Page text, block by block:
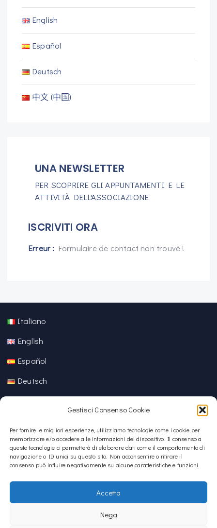
Gestisci Consenso Cookie
Per fornire le migliori esperienze, utilizziamo tecnologie come i cookie per
memorizzare e/o accedere alle informazioni del dispositivo. Il consenso a
queste tecnologie ci permetterà di elaborare dati come il comportamento di
navigazione o ID unici su questo sito. Non acconsentire o ritirare il
consenso può influire negativamente su alcune caratteristiche e funzioni.
Accetta
Nega
English
Español
Deutsch
中文 (中国)
UNA NEWSLETTER
PER SCOPRIRE GLI APPUNTAMENTI E LE
ATTIVITÀ DELL'ASSOCIAZIONE
ISCRIVITI ORA
Erreur : Formulaire de contact non trouvé !
Italiano
English
Español
Deutsch
La Sardegna verso l'Unesco